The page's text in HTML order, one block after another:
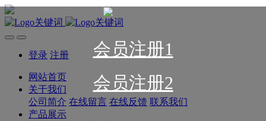
会员注册1
会员注册2
登录 注册
网站首页
关于我们
公司简介 在线留言 在线反馈 联系我们
产品展示